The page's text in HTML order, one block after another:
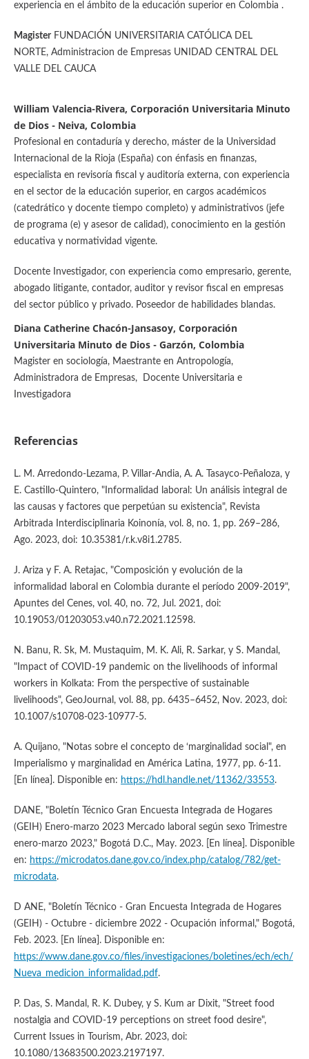
experiencia en el ámbito de la educación superior en Colombia .
MagisterFUNDACIÓN UNIVERSITARIA CATÓLICA DEL
NORTE, Administracion de Empresas UNIDAD CENTRAL DEL
VALLE DEL CAUCA
William Valencia-Rivera, Corporación Universitaria Minuto
de Dios - Neiva, Colombia
Profesional en contaduría y derecho, máster de la Universidad
Internacional de la Rioja (España) con énfasis en finanzas,
especialista en revisoría fiscal y auditoría externa, con experiencia
en el sector de la educación superior, en cargos académicos
(catedrático y docente tiempo completo) y administrativos (jefe
de programa (e) y asesor de calidad), conocimiento en la gestión
educativa y normatividad vigente.
Docente Investigador, con experiencia como empresario, gerente,
abogado litigante, contador, auditor y revisor fiscal en empresas
del sector público y privado. Poseedor de habilidades blandas.
Diana Catherine Chacón-Jansasoy, Corporación
Universitaria Minuto de Dios - Garzón, Colombia
Magister en sociología, Maestrante en Antropología,
Administradora de Empresas, Docente Universitaria e
Investigadora
Referencias
L. M. Arredondo-Lezama, P. Villar-Andia, A. A. Tasayco-Peñaloza, y
E. Castillo-Quintero, "Informalidad laboral: Un análisis integral de
las causas y factores que perpetúan su existencia", Revista
Arbitrada Interdisciplinaria Koinonía, vol. 8, no. 1, pp. 269–286,
Ago. 2023, doi: 10.35381/r.k.v8i1.2785.
J. Ariza y F. A. Retajac, "Composición y evolución de la
informalidad laboral en Colombia durante el período 2009-2019",
Apuntes del Cenes, vol. 40, no. 72, Jul. 2021, doi:
10.19053/01203053.v40.n72.2021.12598.
N. Banu, R. Sk, M. Mustaquim, M. K. Ali, R. Sarkar, y S. Mandal,
"Impact of COVID-19 pandemic on the livelihoods of informal
workers in Kolkata: From the perspective of sustainable
livelihoods", GeoJournal, vol. 88, pp. 6435–6452, Nov. 2023, doi:
10.1007/s10708-023-10977-5.
A. Quijano, "Notas sobre el concepto de ‘marginalidad social", en
Imperialismo y marginalidad en América Latina, 1977, pp. 6-11.
[En línea]. Disponible en: https://hdl.handle.net/11362/33553.
DANE, "Boletín Técnico Gran Encuesta Integrada de Hogares
(GEIH) Enero-marzo 2023 Mercado laboral según sexo Trimestre
enero-marzo 2023," Bogotá D.C., May. 2023. [En línea]. Disponible
en: https://microdatos.dane.gov.co/index.php/catalog/782/get-
microdata.
D ANE, "Boletín Técnico - Gran Encuesta Integrada de Hogares
(GEIH) - Octubre - diciembre 2022 - Ocupación informal," Bogotá,
Feb. 2023. [En línea]. Disponible en:
https://www.dane.gov.co/files/investigaciones/boletines/ech/ech/
Nueva_medicion_informalidad.pdf.
P. Das, S. Mandal, R. K. Dubey, y S. Kum ar Dixit, "Street food
nostalgia and COVID-19 perceptions on street food desire",
Current Issues in Tourism, Abr. 2023, doi:
10.1080/13683500.2023.2197197.